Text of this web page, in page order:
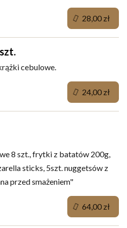
cebulowe.
8 szt., frytki z batatów 200g,
sticks, 5szt. nuggetsów z
przed smażeniem"